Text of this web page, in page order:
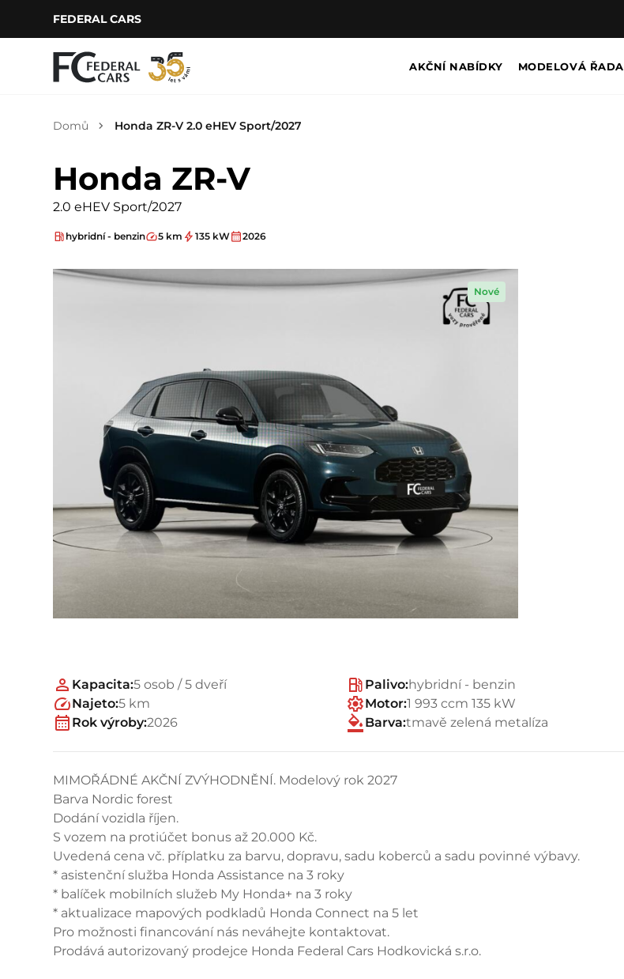
FEDERAL CARS
AKČNÍ NABÍDKY MODELOVÁ ŘADA
Domů Honda ZR-V 2.0 eHEV Sport/2027
Honda ZR-V
2.0 eHEV Sport/2027
hybridní - benzin 5 km 135 kW 2026
Nové
Kapacita:5 osob / 5 dveří Palivo:hybridní - benzin
Najeto:5 km Motor:1 993 ccm 135 kW
Rok výroby:2026 Barva:tmavě zelená metalíza
MIMOŘÁDNÉ AKČNÍ ZVÝHODNĚNÍ. Modelový rok 2027
Barva Nordic forest
Dodání vozidla říjen.
S vozem na protiúčet bonus až 20.000 Kč.
Uvedená cena vč. příplatku za barvu, dopravu, sadu koberců a sadu povinné výbavy.
* asistenční služba Honda Assistance na 3 roky
* balíček mobilních služeb My Honda+ na 3 roky
* aktualizace mapových podkladů Honda Connect na 5 let
Pro možnosti financování nás neváhejte kontaktovat.
Prodává autorizovaný prodejce Honda Federal Cars Hodkovická s.r.o.